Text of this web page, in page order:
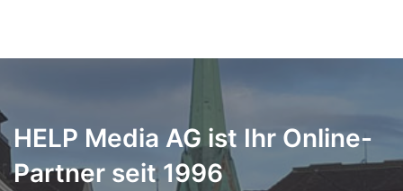
HELP Media AG ist Ihr Online-
Partner seit 1996